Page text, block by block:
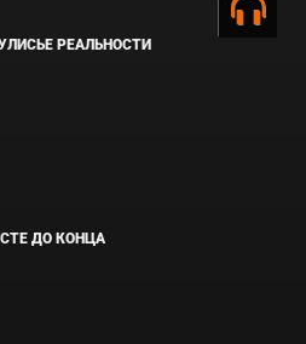
РЕАЛЬНОСТИ
ДО КОНЦА